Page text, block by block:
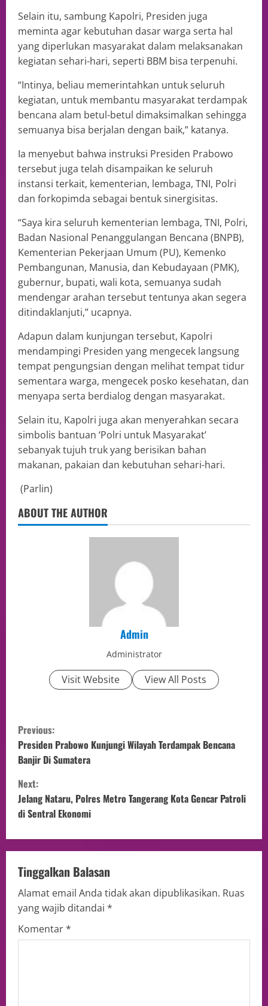
Selain itu, sambung Kapolri, Presiden juga
meminta agar kebutuhan dasar warga serta hal
yang diperlukan masyarakat dalam melaksanakan
kegiatan sehari-hari, seperti BBM bisa terpenuhi.
“Intinya, beliau memerintahkan untuk seluruh
kegiatan, untuk membantu masyarakat terdampak
bencana alam betul-betul dimaksimalkan sehingga
semuanya bisa berjalan dengan baik,” katanya.
Ia menyebut bahwa instruksi Presiden Prabowo
tersebut juga telah disampaikan ke seluruh
instansi terkait, kementerian, lembaga, TNI, Polri
dan forkopimda sebagai bentuk sinergisitas.
“Saya kira seluruh kementerian lembaga, TNI, Polri,
Badan Nasional Penanggulangan Bencana (BNPB),
Kementerian Pekerjaan Umum (PU), Kemenko
Pembangunan, Manusia, dan Kebudayaan (PMK),
gubernur, bupati, wali kota, semuanya sudah
mendengar arahan tersebut tentunya akan segera
ditindaklanjuti,” ucapnya.
Adapun dalam kunjungan tersebut, Kapolri
mendampingi Presiden yang mengecek langsung
tempat pengungsian dengan melihat tempat tidur
sementara warga, mengecek posko kesehatan, dan
menyapa serta berdialog dengan masyarakat.
Selain itu, Kapolri juga akan menyerahkan secara
simbolis bantuan ‘Polri untuk Masyarakat’
sebanyak tujuh truk yang berisikan bahan
makanan, pakaian dan kebutuhan sehari-hari.
(Parlin)
ABOUT THE AUTHOR
Admin
Administrator
Visit Website View All Posts
Previous:
Presiden Prabowo Kunjungi Wilayah Terdampak Bencana
Banjir Di Sumatera
Next:
Jelang Nataru, Polres Metro Tangerang Kota Gencar Patroli
di Sentral Ekonomi
Tinggalkan Balasan
Alamat email Anda tidak akan dipublikasikan. Ruas
yang wajib ditandai *
Komentar*